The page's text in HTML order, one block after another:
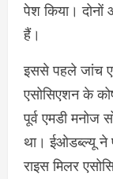
पेश किया। दोनाें
हैं।
इससे पहले जांच
एसोसिएशन के
पूर्व एमडी मनोज
था। ईओडब्ल्यू ने
राइस मिलर